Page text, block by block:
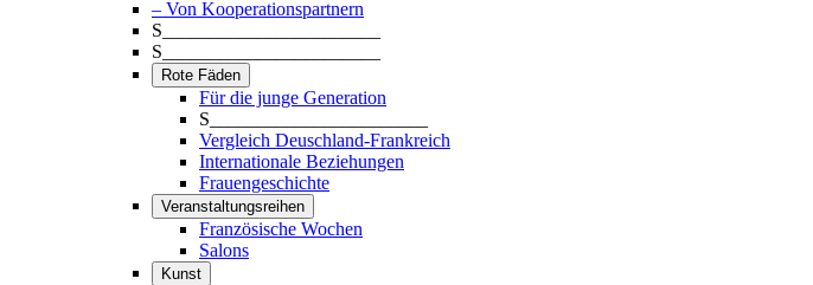
– Von Kooperationspartnern
S_______________________
S_______________________
Rote Fäden
Für die junge Generation
S_______________________
Vergleich Deuschland-Frankreich
Internationale Beziehungen
Frauengeschichte
Veranstaltungsreihen
Französische Wochen
Salons
Kunst